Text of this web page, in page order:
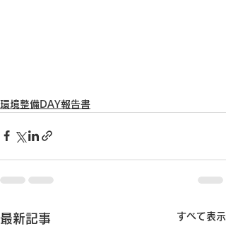
環境整備DAY報告書
最新記事 すべて表示